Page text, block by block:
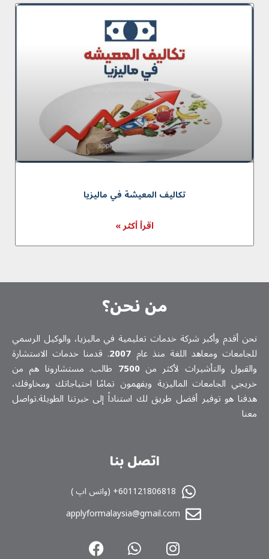
تکالیف المعیشة في ماليزيا
اقرأ أكثر »
من نحن؟
نحن أقدم وأكبر شركة خدمات تعلیمیة في ماليزيا، والوكيل الرسمي
للجامعات ومعاهد اللغة منذ عام 2007. قدمنا خدمات الاستشارة
والقبول والتأشيرات لأكثر من7500 طالب. مستشارونا هم من
خريجي الجامعات الماليزية ويفهمون تمامًا احتياجاتك ومخاوفك،
هدفنا هو توفير أفضل طريق لك استناداً إلى خبرتنا الطويلة.تواصل
معنا
اتصل بنا
601121806818+ (واتس اپ )
applyformalaysia@gmail.com